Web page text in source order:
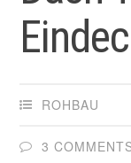
ROHBAU
3